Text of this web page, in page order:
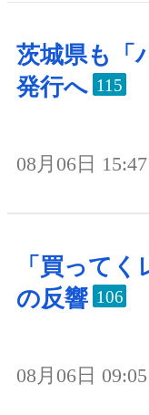
茨城県も「
発行へ 115
08月06日 15:47
「買って
の反響 106
08月06日 09:05